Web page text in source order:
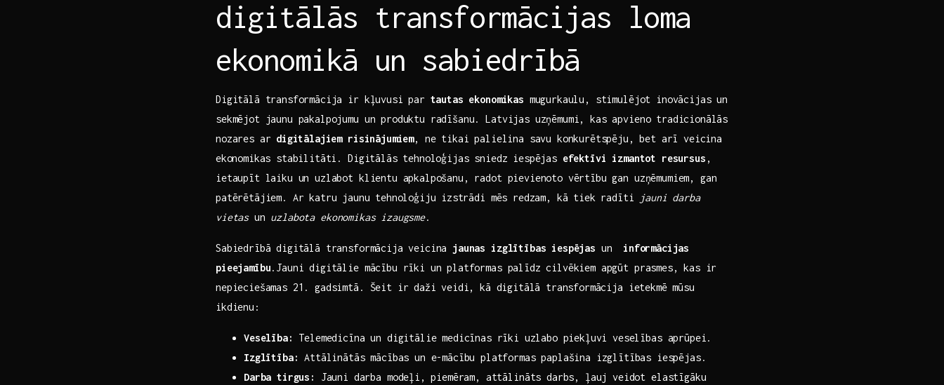
digitālās transformācijas loma
ekonomikā un‌ sabiedrībā
Digitālā transformācija ir kļuvusi⁣ par tautas ekonomikas mugurkaulu,‍ stimulējot inovācijas un
sekmējot jaunu pakalpojumu ​un produktu radīšanu. Latvijas uzņēmumi, kas apvieno tradicionālās
nozares ar⁤ digitālajiem risinājumiem, ne tikai palielina savu konkurētspēju,⁢ bet arī​ veicina
⁣ekonomikas ‌stabilitāti. Digitālās tehnoloģijas ‍sniedz iespējas efektīvi ‍izmantot resursus ,
ietaupīt laiku un uzlabot klientu apkalpošanu, radot pievienoto vērtību gan ‍uzņēmumiem, gan
patērētājiem. Ar katru ⁢jaunu tehnoloģiju⁤ izstrādi mēs redzam, kā tiek radīti
jauni darba⁢
vietasun uzlabota ekonomikas ‍izaugsme.
Sabiedrībā digitālā transformācija veicina‌ jaunas izglītības iespējas un ⁢ informācijas
pieejamību.Jauni‌ digitālie ‌mācību rīki un platformas palīdz cilvēkiem apgūt prasmes, ⁢kas ir
nepieciešamas 21. gadsimtā. Šeit ir⁢ daži ​veidi, kā ⁢digitālā transformācija‌ ietekmē mūsu
ikdienu:
Veselība:
‌Telemedicīna ‍un digitālie medicīnas rīki⁤ uzlabo piekļuvi veselības aprūpei.
Izglītība: Attālinātās‌ mācības un e-mācību platformas‌ paplašina izglītības⁢ iespējas.
Darba tirgus:
​Jauni darba modeļi, ⁢piemēram, attālināts darbs, ļauj veidot elastīgāku